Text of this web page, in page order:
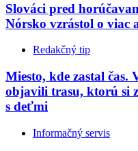
Slováci pred
Nórsko vzrástol o viac
Redakčný tip
Miesto, kde zastal čas.
objavili trasu, ktorú si
s deťmi
Informačný servis